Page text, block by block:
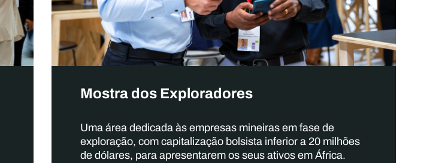
Mostra dos Exploradores
Uma área dedicada às empresas mineiras em fase de
exploração, com capitalização bolsista inferior a 20 milhões
de dólares, para apresentarem os seus ativos em África.